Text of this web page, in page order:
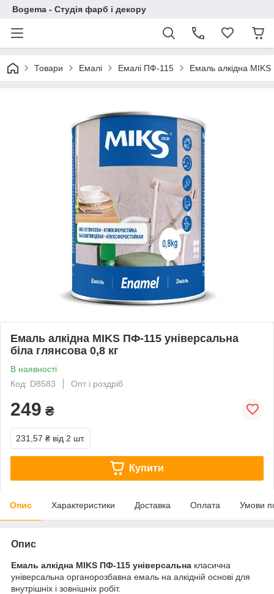
Bogema - Студія фарб і декору
Товари Емалі Емалі ПФ-115 Емаль алкідна MIKS
Емаль алкідна MIKS ПФ-115 універсальна
біла глянсова 0,8 кг
В наявності
Код: D8583
Опт і роздріб
249 ₴
231,57 ₴ від 2 шт.
Купити
Опис Характеристики Доставка Оплата Умови
Опис
Емаль алкідна MIKS ПФ-115 універсальна класична
універсальна органорозбавна емаль на алкідній основі для
внутрішніх і зовнішніх робіт.